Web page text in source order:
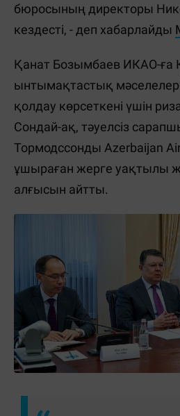
бюросының директоры
кездесті, - деп хабарлайды
Қанат Бозымбаев ИКАО-ға
ынтымақтастық
қолдау көрсеткені үшін
Сондай-ақ, тәуелсіз
Тормодссонды Azerbaijan
ұшыраған жерге уақтылы
алғысын айтты.